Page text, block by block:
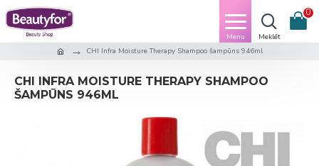
0
CHI Infra Moisture Therapy Shampoo šampūns 946ml
CHI INFRA MOISTURE THERAPY SHAMPOO
ŠAMPŪNS 946ML